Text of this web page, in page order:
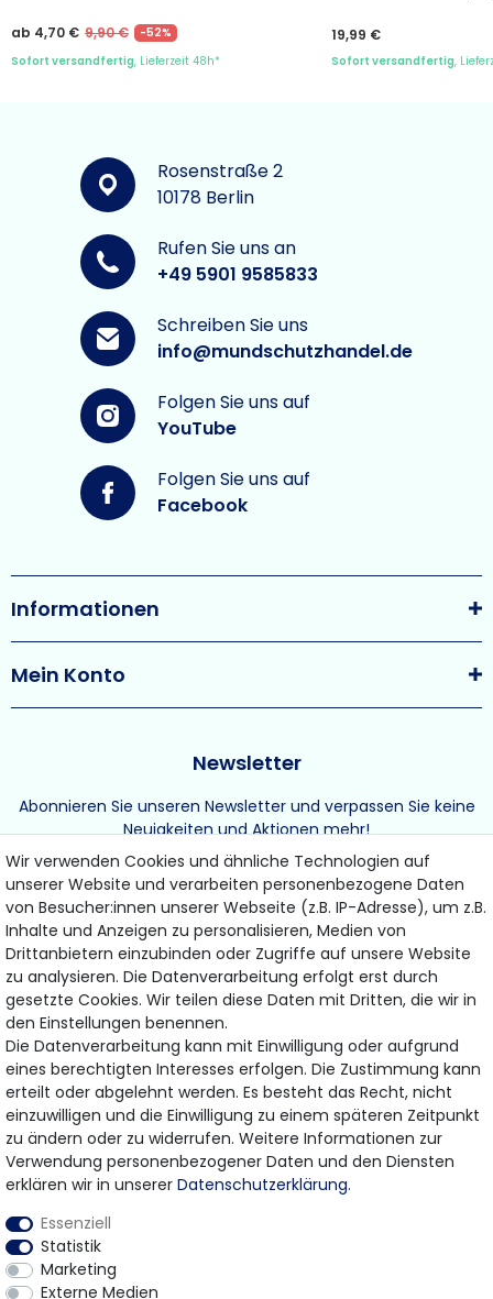
ab 4,70 € 9,90 €
-52%
Sofort versandfertig, Lieferzeit 48h*
19,99 €
Sofort versandfertig,
Rosenstraße 2
10178 Berlin
Rufen Sie uns an
+49 5901 9585833
Schreiben Sie uns
info@mundschutzhandel.de
Folgen Sie uns auf
YouTube
Folgen Sie uns auf
Facebook
Newsletter
Abonnieren Sie unseren Newsletter und verpassen Sie keine
Neuigkeiten und Aktionen mehr!
ABONNIEREN
Hiermit bestätige ich, dass ich die Daten­schutz­erklärung
gelesen habe.
Meine Einwilligung kann ich jederzeit widerrufen.
Informationen
Mein Konto
Bezahlung & Versand
Wir verwenden Cookies und ähnliche Technologien auf
unserer Website und verarbeiten personenbezogene Daten
von Besucher:innen unserer Webseite (z.B. IP-Adresse), um z.B.
Inhalte und Anzeigen zu personalisieren, Medien von
Drittanbietern einzubinden oder Zugriffe auf unsere Website
zu analysieren. Die Datenverarbeitung erfolgt erst durch
gesetzte Cookies. Wir teilen diese Daten mit Dritten, die wir in
den Einstellungen benennen.
Die Datenverarbeitung kann mit Einwilligung oder aufgrund
eines berechtigten Interesses erfolgen. Die Zustimmung kann
erteilt oder abgelehnt werden. Es besteht das Recht, nicht
einzuwilligen und die Einwilligung zu einem späteren Zeitpunkt
zu ändern oder zu widerrufen. Weitere Informationen zur
Verwendung personenbezogener Daten und den Diensten
erklären wir in unserer Daten­schutz­erklärung.
Essenziell
Statistik
Marketing
Externe Medien